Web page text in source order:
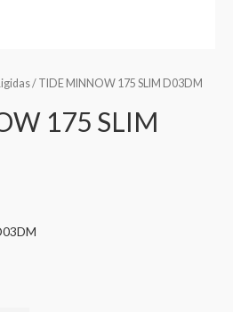
/ TIDE MINNOW 175 SLIM D03DM
175 SLIM